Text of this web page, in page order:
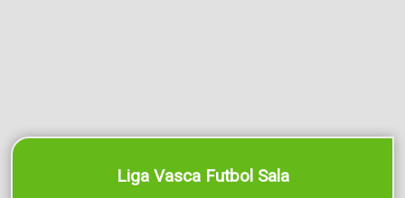
Liga Vasca Futbol Sala